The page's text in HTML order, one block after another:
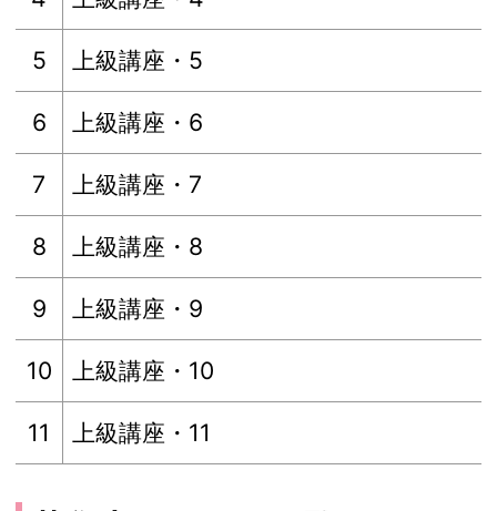
5 上級講座・5
6 上級講座・6
7 上級講座・7
8 上級講座・8
9 上級講座・9
10 上級講座・10
11 上級講座・11